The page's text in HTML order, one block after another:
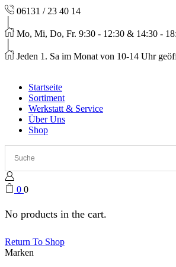
06131 / 23 40 14
Mo, Mi, Do, Fr. 9:30 - 12:30 & 14:30 -
Jeden 1. Sa im Monat von 10-14 Uhr
Startseite
Sortiment
Werkstatt & Service
Über Uns
Shop
0 0
No products in the cart.
Return To Shop
Marken